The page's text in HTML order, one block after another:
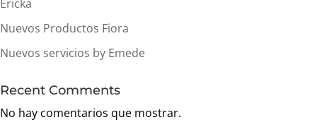
Ericka
Nuevos Productos Fiora
Nuevos servicios by Emede
Recent Comments
No hay comentarios que mostrar.